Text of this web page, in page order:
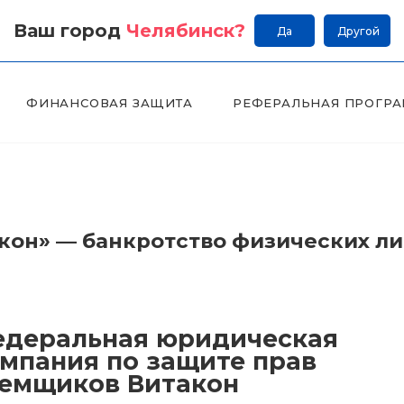
Ваш город Челябинск? Да Другой
ФИНАНСОВАЯ ЗАЩИТА РЕФЕРАЛЬНАЯ
— банкротство физических
юридическая
по защите прав
Витакон